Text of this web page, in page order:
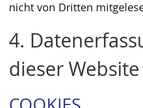
nicht von Dritten
4.
dieser Website